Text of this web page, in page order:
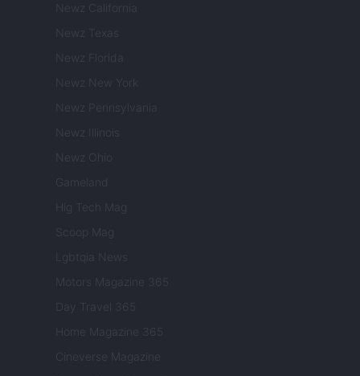
Newz California
Newz Texas
Newz Florida
Newz New York
Newz Pennsylvania
Newz Illinois
Newz Ohio
Gameland
Hig Tech Mag
Scoop Mag
Lgbtqia News
Motors Magazine 365
Day Travel 365
Home Magazine 365
Cineverse Magazine